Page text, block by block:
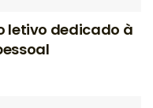
letivo dedicado à